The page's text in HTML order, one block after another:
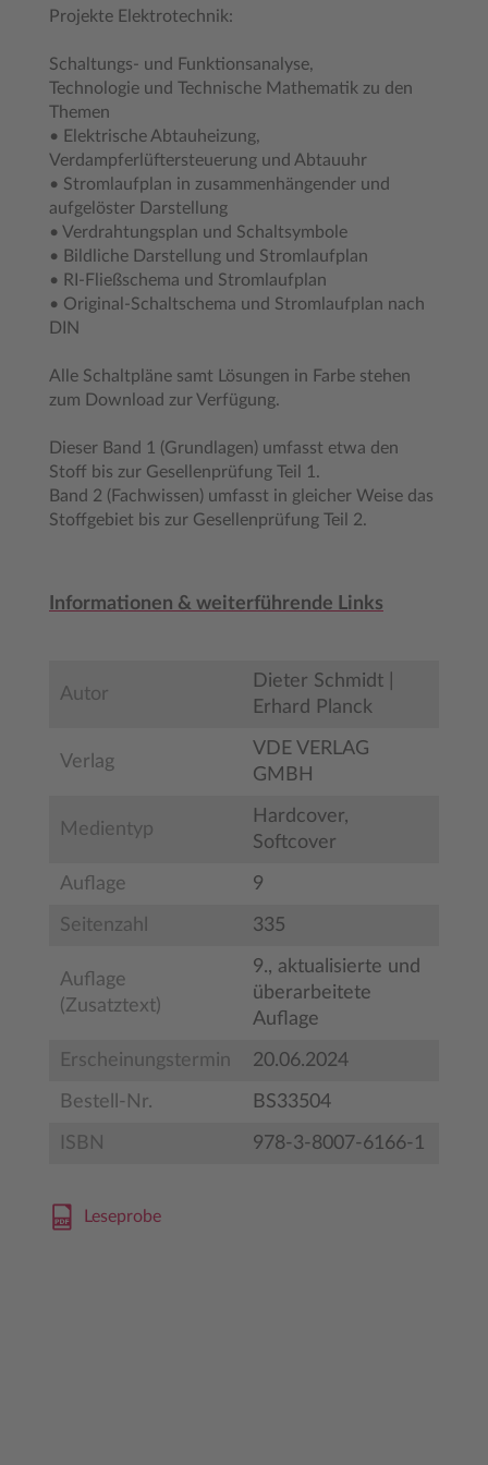
Projekte Elektrotechnik:
Schaltungs- und Funktionsanalyse,
Technologie und Technische Mathematik zu den
Themen
• Elektrische Abtauheizung,
Verdampferlüftersteuerung und Abtauuhr
• Stromlaufplan in zusammenhängender und
aufgelöster Darstellung
• Verdrahtungsplan und Schaltsymbole
• Bildliche Darstellung und Stromlaufplan
• RI-Fließschema und Stromlaufplan
• Original-Schaltschema und Stromlaufplan nach
DIN
Alle Schaltpläne samt Lösungen in Farbe stehen
zum Download zur Verfügung.
Dieser Band 1 (Grundlagen) umfasst etwa den
Stoff bis zur Gesellenprüfung Teil 1.
Band 2 (Fachwissen) umfasst in gleicher Weise das
Stoffgebiet bis zur Gesellenprüfung Teil 2.
Informationen & weiterführende Links
Autor
Dieter Schmidt |
Erhard Planck
Verlag
VDE VERLAG
GMBH
Medientyp
Hardcover,
Softcover
Auflage 9
Seitenzahl 335
Auflage
(Zusatztext)
9., aktualisierte und
überarbeitete
Auflage
Erscheinungstermin 20.06.2024
Bestell-Nr. BS33504
ISBN 978-3-8007-6166-1
Leseprobe